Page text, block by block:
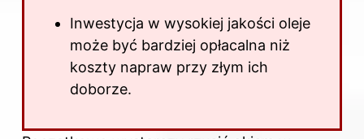
Inwestycja w wysokiej jakości oleje
może być bardziej opłacalna niż
koszty napraw przy złym ich
doborze.